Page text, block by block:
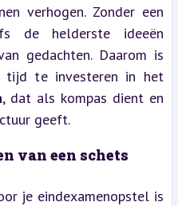
verhogen. Zonder een
de helderste ideeën
gedachten. Daarom is
tijd te investeren in het
, dat als kompas dient en
geeft.
van een schets
je eindexamenopstel is